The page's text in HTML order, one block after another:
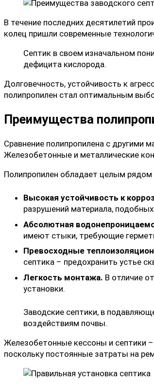
В течение последних десятилетий
колец пришли современные
Септик в своем изначальном
дефицита кислорода.
Долговечность, устойчивость к
полипропилен стал оптимальным
Преимущества
Сравнение полипропилена с другими
Железобетонные и металлические
Полипропилен обладает целым рядом
Высокая устойчивость к
разрушений материала,
Абсолютная
имеют стыки, требующие
Превосходные
септика – предохранить устье
Легкость монтажа. В отличие
установки.
Заводские септики, в
воздействиям почвы.
Железобетонные кессоны и септики
поскольку постоянные затраты на